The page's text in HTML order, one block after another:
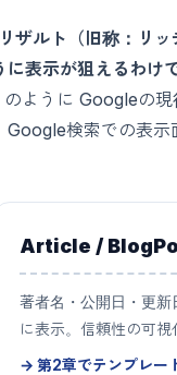
ザルト（旧称：リッ
表示が狙えるわけ
うに Googleの現
検索での表示
Article /
著者名・公開日・更
に表示。信頼性の可視
→ 第2章でテンプレー